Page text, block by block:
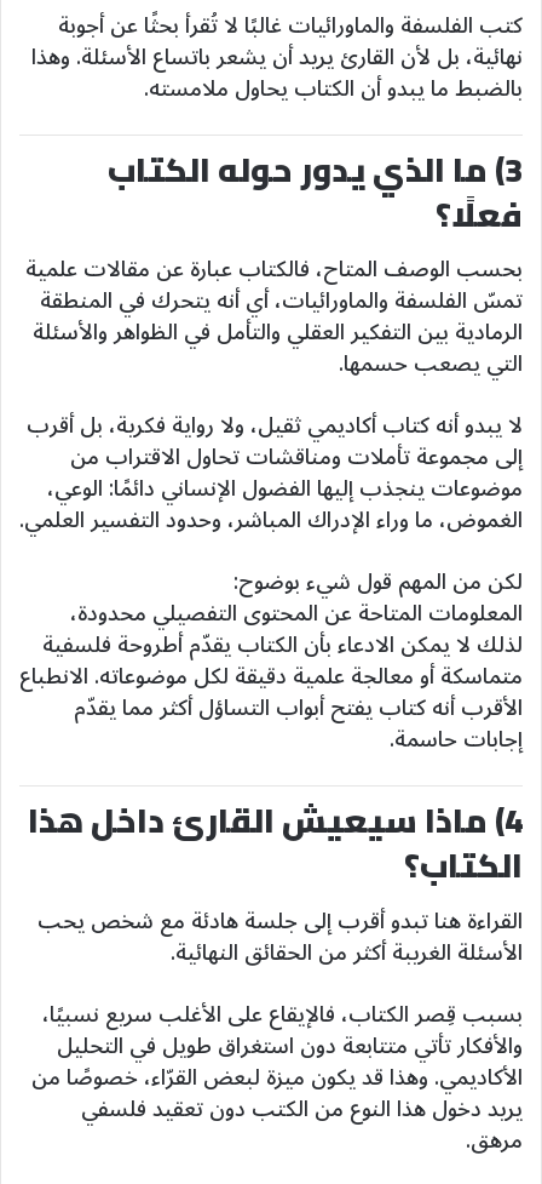
كتب الفلسفة والماورائيات غالبًا لا تُقرأ بحثًا عن أجوبة
نهائية، بل لأن القارئ يريد أن يشعر باتساع الأسئلة. وهذا
بالضبط ما يبدو أن الكتاب يحاول ملامسته.
3) ما الذي يدور حوله الكتاب
فعلًا؟
بحسب الوصف المتاح، فالكتاب عبارة عن مقالات علمية
تمسّ الفلسفة والماورائيات، أي أنه يتحرك في المنطقة
الرمادية بين التفكير العقلي والتأمل في الظواهر والأسئلة
التي يصعب حسمها.
لا يبدو أنه كتاب أكاديمي ثقيل، ولا رواية فكرية، بل أقرب
إلى مجموعة تأملات ومناقشات تحاول الاقتراب من
موضوعات ينجذب إليها الفضول الإنساني دائمًا: الوعي،
الغموض، ما وراء الإدراك المباشر، وحدود التفسير العلمي.
لكن من المهم قول شيء بوضوح:
المعلومات المتاحة عن المحتوى التفصيلي محدودة،
لذلك لا يمكن الادعاء بأن الكتاب يقدّم أطروحة فلسفية
متماسكة أو معالجة علمية دقيقة لكل موضوعاته. الانطباع
الأقرب أنه كتاب يفتح أبواب التساؤل أكثر مما يقدّم
إجابات حاسمة.
4) ماذا سيعيش القارئ داخل هذا
الكتاب؟
القراءة هنا تبدو أقرب إلى جلسة هادئة مع شخص يحب
الأسئلة الغريبة أكثر من الحقائق النهائية.
بسبب قِصر الكتاب، فالإيقاع على الأغلب سريع نسبيًا،
والأفكار تأتي متتابعة دون استغراق طويل في التحليل
الأكاديمي. وهذا قد يكون ميزة لبعض القرّاء، خصوصًا من
يريد دخول هذا النوع من الكتب دون تعقيد فلسفي
مرهق.